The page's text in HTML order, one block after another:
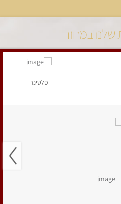
שלנו במחוז
פלטינה